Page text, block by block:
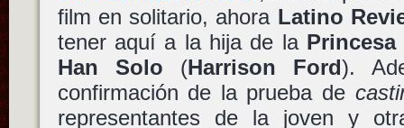
film en solitario, ahora Latino
tener aquí a la hija de la Princesa
Han Solo (Harrison Ford).
confirmación de la prueba de
representantes de la joven y